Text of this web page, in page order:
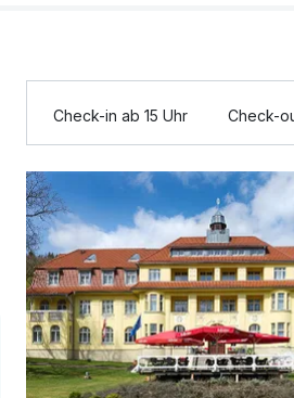
Check-in ab 15 Uhr Check-